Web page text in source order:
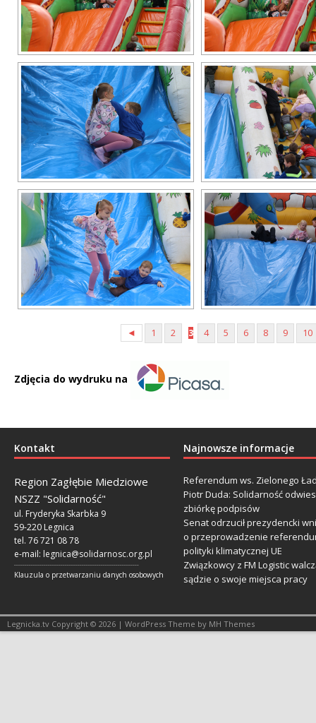
◄ 1 2 3 4 5 6 8 9 10
Zdjęcia do wydruku na
Kontakt
Region Zagłębie Miedziowe
NSZZ "Solidarność"
ul. Fryderyka Skarbka 9
59-220 Legnica
tel. 76 721 08 78
e-mail: legnica@solidarnosc.org.pl
Klauzula o przetwarzaniu danych osobowych
Najnowsze informacje
Referendum ws. Zielonego
Piotr Duda: Solidarność
zbiórkę podpisów
Senat odrzucił prezydencki
o przeprowadzenie
polityki klimatycznej UE
Związkowcy z FM Logistic
sądzie o swoje miejsca pracy
Legnicka.tv Copyright © 2026 | WordPress Theme by MH Themes